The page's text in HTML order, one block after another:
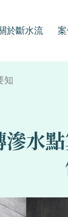
於斷水流
知
水